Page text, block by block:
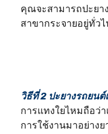
คุณจะสามารถปะยา
สาขากระจายอยู่ทั่ว
วิธีที่ 2 ปะยางรถยน
การแทงใยไหมถือว่
การใช้งานมาอย่าง